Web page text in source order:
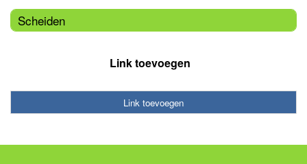
Scheiden
Link toevoegen
Link toevoegen